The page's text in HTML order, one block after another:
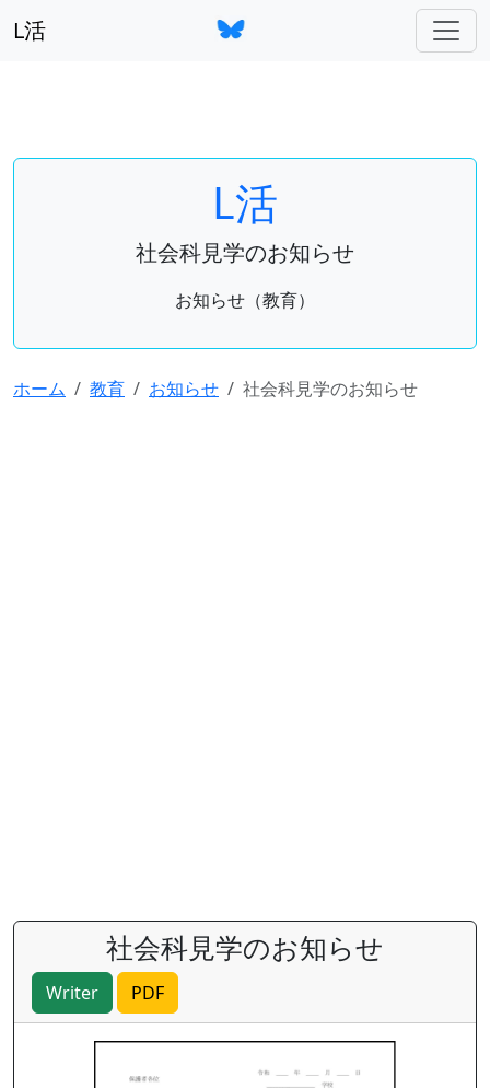
L活
L活
社会科見学のお知らせ
お知らせ（教育）
ホーム 教育 お知らせ 社会科見学のお知らせ
社会科見学のお知らせ
Writer PDF